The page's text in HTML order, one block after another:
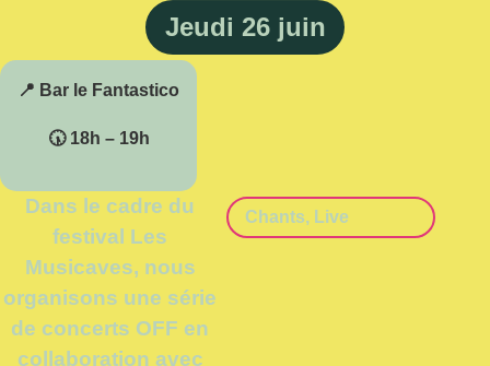
Jeudi 26 juin
📍 Bar le Fantastico
🕠 18h – 19h
Dans le cadre du
festival Les
Musicaves, nous
organisons une série
de concerts OFF en
collaboration avec
Chants, Live